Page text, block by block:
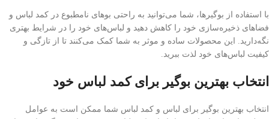
با استفاده از بوگیرها، شما می‌توانید به راحتی بوهای نامطبوع در کمد لباس و
فضاهای ذخیره‌سازی خود را کاهش دهید و لباس‌های خود را در شرایط بهتری
نگه‌دارید. این محصولات ساده و موثر به شما کمک می‌کنند تا از تازگی و
کیفیت لباس‌های خود لذت ببرید.
انتخاب بهترین بوگیر برای کمد لباس خود
انتخاب بهترین بوگیر برای لباس و کمد لباس شما ممکن است به عوامل